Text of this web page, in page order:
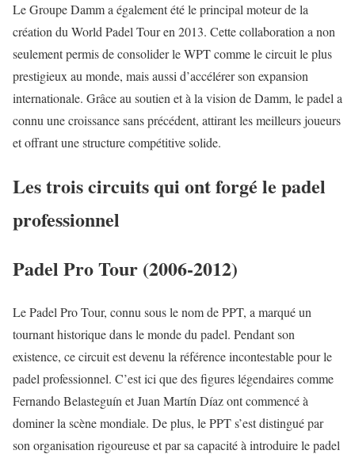
Le Groupe Damm a également été le principal moteur de la
création du World Padel Tour en 2013. Cette collaboration a non
seulement permis de consolider le WPT comme le circuit le plus
prestigieux au monde, mais aussi d’accélérer son expansion
internationale. Grâce au soutien et à la vision de Damm, le padel a
connu une croissance sans précédent, attirant les meilleurs joueurs
et offrant une structure compétitive solide.
Les trois circuits qui ont forgé le padel
professionnel
Padel Pro Tour (2006-2012)
Le Padel Pro Tour, connu sous le nom de PPT, a marqué un
tournant historique dans le monde du padel. Pendant son
existence, ce circuit est devenu la référence incontestable pour le
padel professionnel. C’est ici que des figures légendaires comme
Fernando Belasteguín et Juan Martín Díaz ont commencé à
dominer la scène mondiale. De plus, le PPT s’est distingué par
son organisation rigoureuse et par sa capacité à introduire le padel